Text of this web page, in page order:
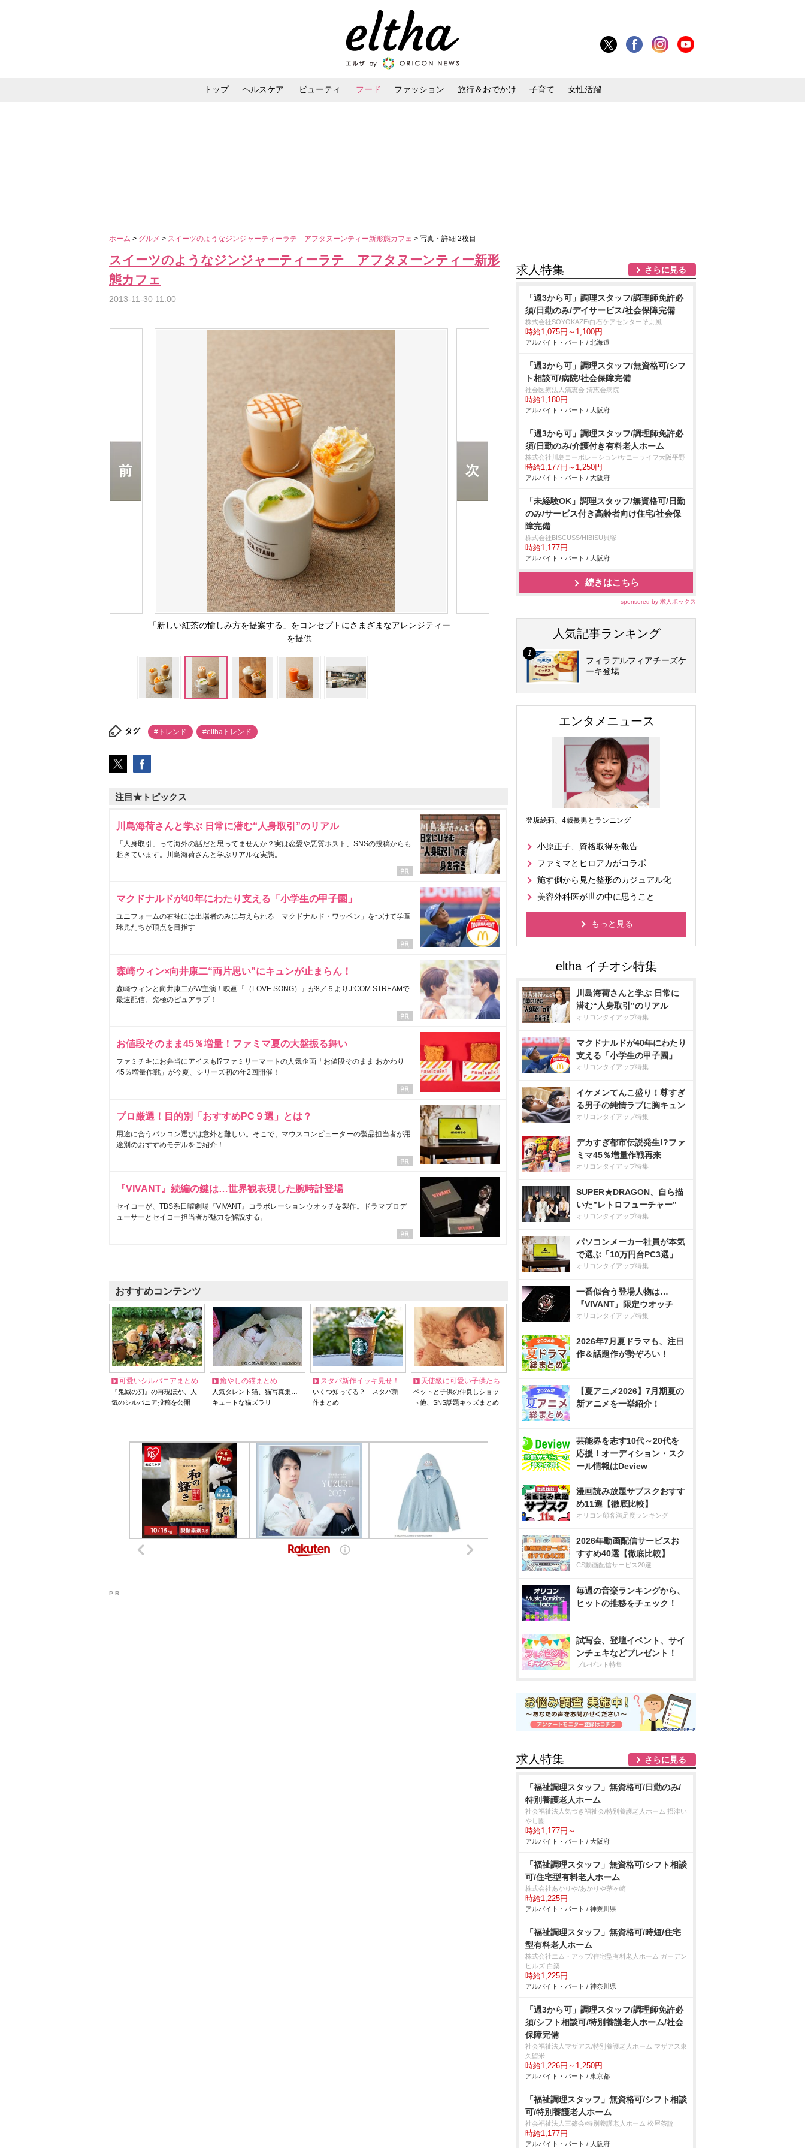
トップ ヘルスケア ビューティ フード ファッション 旅行＆おでかけ 子育て 女性活躍
ホーム > グルメ > スイーツのようなジンジャーティーラテ アフタヌーンティー新形態カフェ > 写真・詳細 2枚目
スイーツのようなジンジャーティーラテ アフタヌーンティー新形
態カフェ
2013-11-30 11:00
「新しい紅茶の愉しみ方を提案する」をコンセプトにさまざまなアレンジティー
を提供
タグ #トレンド #elthaトレンド
注目★トピックス
川島海荷さんと学ぶ 日常に潜む“人身取引”のリアル
「人身取引」って海外の話だと思ってませんか？実は恋愛や悪質ホスト、SNSの投稿からも
起きています。川島海荷さんと学ぶリアルな実態。
マクドナルドが40年にわたり支える「小学生の甲子園」
ユニフォームの右袖には出場者のみに与えられる「マクドナルド・ワッペン」をつけて学童
球児たちが頂点を目指す
森崎ウィン×向井康二“両片思い”にキュンが止まらん！
森崎ウィンと向井康二がW主演！映画『（LOVE SONG）』が8／５よりJ:COM STREAMで
最速配信。究極のピュアラブ！
お値段そのまま45％増量！ファミマ夏の大盤振る舞い
ファミチキにお弁当にアイスも!?ファミリーマートの人気企画「お値段そのまま おかわり
45％増量作戦」が今夏、シリーズ初の年2回開催！
プロ厳選！目的別「おすすめPC９選」とは？
用途に合うパソコン選びは意外と難しい。そこで、マウスコンピューターの製品担当者が用
途別のおすすめモデルをご紹介！
『VIVANT』続編の鍵は…世界観表現した腕時計登場
セイコーが、TBS系日曜劇場『VIVANT』コラボレーションウオッチを製作。ドラマプロデ
ューサーとセイコー担当者が魅力を解説する。
おすすめコンテンツ
可愛いシルバニアまとめ
『鬼滅の刃』の再現ほか、人
気のシルバニア投稿を公開
癒やしの猫まとめ
人気タレント猫、猫写真集…
キュートな猫ズラリ
スタバ新作イッキ見せ！
いくつ知ってる？ スタバ新
作まとめ
天使級に可愛い子供たち
ペットと子供の仲良しショッ
ト他、SNS話題キッズまとめ
P R
求人特集 さらに見る
「週3から可」調理スタッフ/調理師免許必
須/日勤のみ/デイサービス/社会保障完備
株式会社SOYOKAZE/白石ケアセンターそよ風
時給1,075円～1,100円
アルバイト・パート / 北海道
「週3から可」調理スタッフ/無資格可/シフ
ト相談可/病院/社会保障完備
社会医療法人清恵会 清恵会病院
時給1,180円
アルバイト・パート / 大阪府
「週3から可」調理スタッフ/調理師免許必
須/日勤のみ/介護付き有料老人ホーム
株式会社川島コーポレーション/サニーライフ大阪平野
時給1,177円～1,250円
アルバイト・パート / 大阪府
「未経験OK」調理スタッフ/無資格可/日勤
のみ/サービス付き高齢者向け住宅/社会保
障完備
株式会社BISCUSS/HIBISU貝塚
時給1,177円
アルバイト・パート / 大阪府
続きはこちら
sponsored by 求人ボックス
人気記事ランキング
フィラデルフィアチーズケ
ーキ登場
エンタメニュース
登坂絵莉、4歳長男とランニング
小原正子、資格取得を報告
ファミマとヒロアカがコラボ
施す側から見た整形のカジュアル化
美容外科医が世の中に思うこと
もっと見る
川島海荷さんと学ぶ 日常に
潜む“人身取引”のリアル
オリコンタイアップ特集
マクドナルドが40年にわたり
支える「小学生の甲子園」
オリコンタイアップ特集
イケメンてんこ盛り！尊すぎ
る男子の純情ラブに胸キュン
オリコンタイアップ特集
デカすぎ都市伝説発生!?ファ
ミマ45％増量作戦再来
オリコンタイアップ特集
SUPER★DRAGON、自ら描
いた”レトロフューチャー”
オリコンタイアップ特集
パソコンメーカー社員が本気
で選ぶ「10万円台PC3選」
オリコンタイアップ特集
一番似合う登場人物は…
『VIVANT』限定ウオッチ
オリコンタイアップ特集
2026年7月夏ドラマも、注目
作＆話題作が勢ぞろい！
【夏アニメ2026】7月期夏の
新アニメを一挙紹介！
芸能界を志す10代～20代を
応援！オーディション・スク
ール情報はDeview
漫画読み放題サブスクおすす
め11選【徹底比較】
オリコン顧客満足度ランキング
2026年動画配信サービスお
すすめ40選【徹底比較】
CS動画配信サービス20選
毎週の音楽ランキングから、
ヒットの推移をチェック！
試写会、登壇イベント、サイ
ンチェキなどプレゼント！
プレゼント特集
求人特集 さらに見る
「福祉調理スタッフ」無資格可/日勤のみ/
特別養護老人ホーム
社会福祉法人気づき福祉会/特別養護老人ホーム 摂津い
し園
時給1,177円～
アルバイト・パート / 大阪府
「福祉調理スタッフ」無資格可/シフト相談
可/住宅型有料老人ホーム
株式会社あかりや/あかりや茅ヶ崎
時給1,225円
アルバイト・パート / 神奈川県
「福祉調理スタッフ」無資格可/時短/住宅
型有料老人ホーム
株式会社エム・アップ/住宅型有料老人ホーム ガーデン
ヒルズ 白楽
時給1,225円
アルバイト・パート / 神奈川県
「週3から可」調理スタッフ/調理師免許必
須/シフト相談可/特別養護老人ホーム/社会
保障完備
社会福祉法人マザアス/特別養護老人ホーム マザアス東
久留米
時給1,226円～1,250円
アルバイト・パート / 東京都
「福祉調理スタッフ」無資格可/シフト相談
可/特別養護老人ホーム
社会福祉法人三篠会/特別養護老人ホーム 松屋茶論
時給1,177円
アルバイト・パート / 大阪府